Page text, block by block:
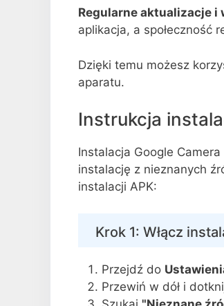
Regularne aktualizacje i
aplikacja, a społeczność
Dzięki temu możesz
aparatu.
Instrukcja
Instalacja Google
instalację z nieznanych
instalacji APK:
Krok 1: Włącz
Przejdź do
Przewiń w dół i